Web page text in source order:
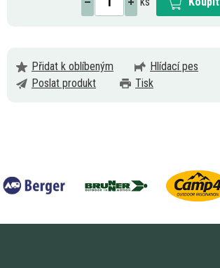
Přidat k oblíbeným
Hlídací pes
Poslat produkt
Tisk